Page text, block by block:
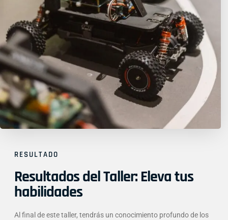
RESULTADO
Resultados del Taller: Eleva tus
habilidades
Al final de este taller, tendrás un conocimiento profundo de los